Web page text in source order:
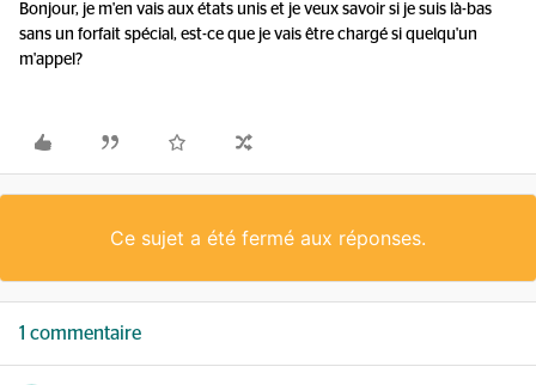
Bonjour, je m'en vais aux états unis et je veux savoir si je suis là-bas
sans un forfait spécial, est-ce que je vais être chargé si quelqu'un
m'appel?
Ce sujet a été fermé aux réponses.
1 commentaire